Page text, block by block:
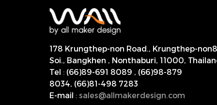
178 Krungthep-non Road., Krungthep-non8
Soi., Bangkhen , Nonthaburi, 11000,
Tel : (66)89-691 8089 , (66)98-879
8034, (66)81-498 7283
E-mail : sales@allmakerdesign.com